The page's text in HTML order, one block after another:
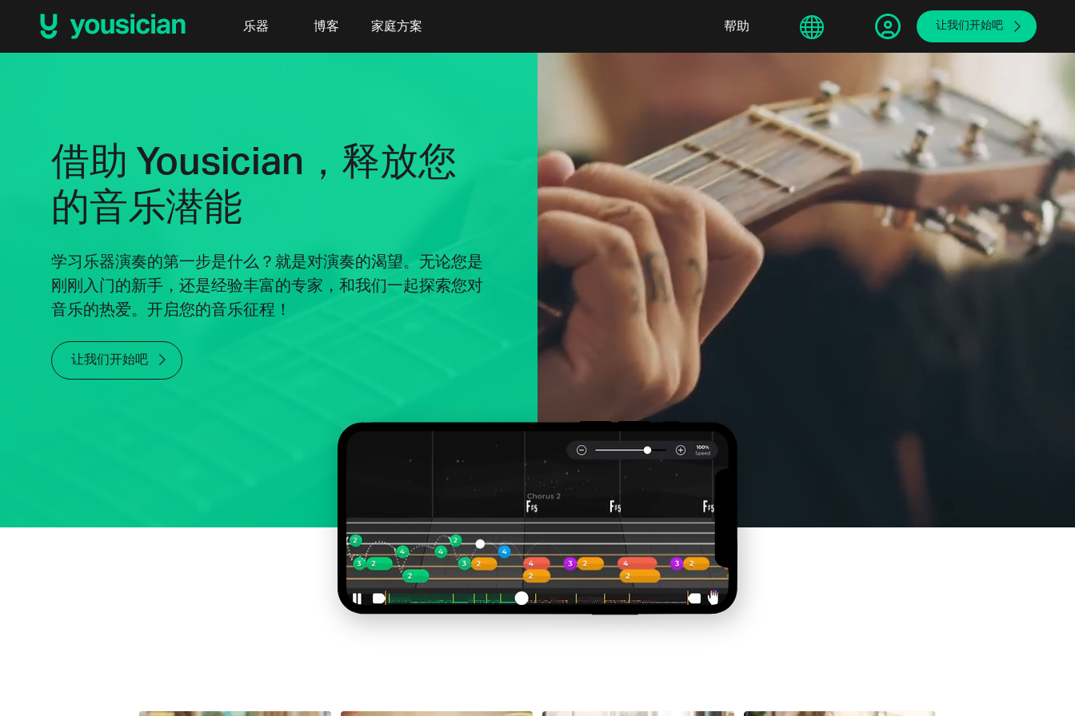
乐器 博客 家庭方案 帮助 sphere
繁體中文 让我们开始吧
借助 Yousician，释放您
的音乐潜能
学习乐器演奏的第一步是什么？就是对演奏的渴望。无论您是
刚刚入门的新手，还是经验丰富的专家，和我们一起探索您对
音乐的热爱。开启您的音乐征程！
让我们开始吧